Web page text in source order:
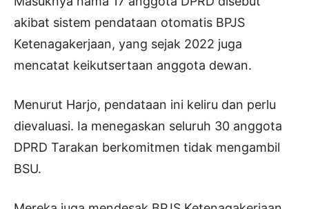
akibat sistem pendataan otomatis BPJS
Ketenagakerjaan, yang sejak 2022 juga
mencatat keikutsertaan anggota dewan.
Menurut Harjo, pendataan ini keliru dan perlu
dievaluasi. Ia menegaskan seluruh 30 anggota
DPRD Tarakan berkomitmen tidak mengambil
BSU.